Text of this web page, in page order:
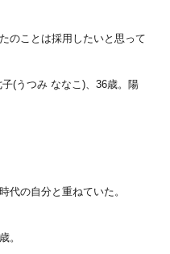
のことは採用したいと思って
(うつみ ななこ)、36歳。陽
代の自分と重ねていた。
。